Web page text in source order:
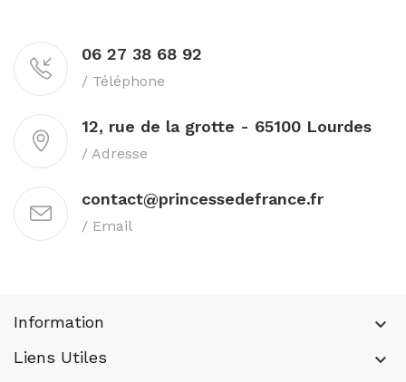
06 27 38 68 92
/ Téléphone
12, rue de la grotte - 65100 Lourdes
/ Adresse
contact@princessedefrance.fr
/ Email
Information keyboard_arrow_down
Liens Utiles keyboard_arrow_down